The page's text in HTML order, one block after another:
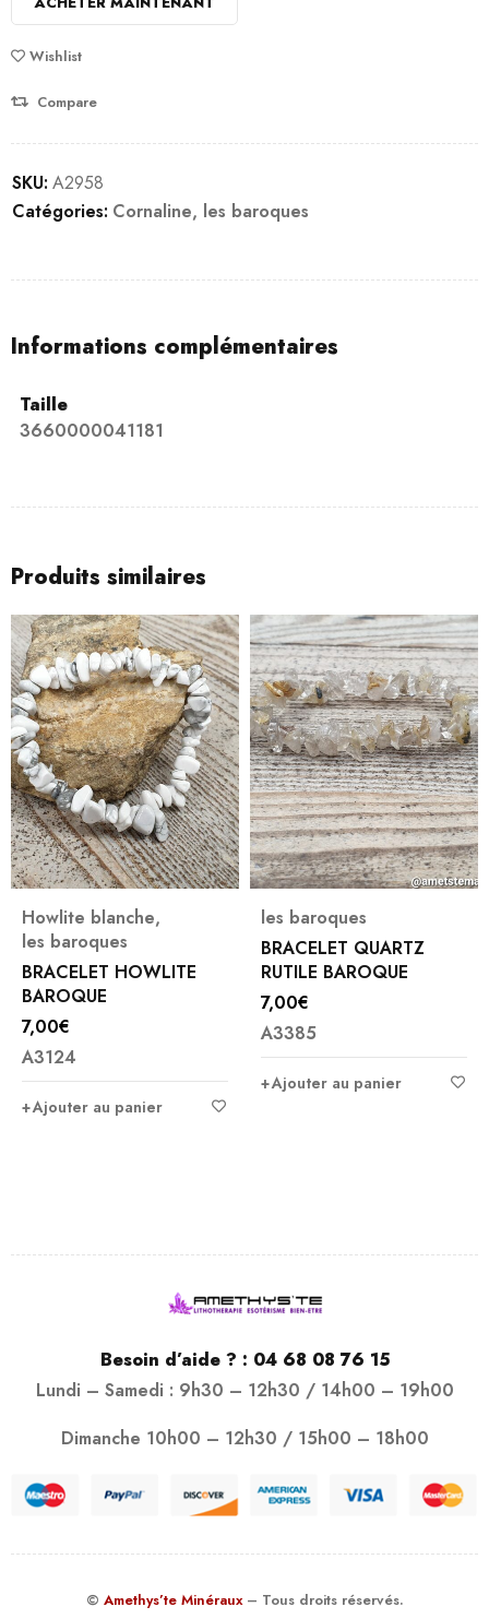
Wishlist
Compare
SKU: A2958
Catégories: Cornaline, les baroques
Informations complémentaires
Taille
3660000041181
Produits similaires
blanche
HOWLITE
au panier
les baroques
BRACELET QUARTZ
RUTILE BAROQUE
Ajouter au panier
A3013
Besoin d’aide ? : 04 68 08 76 15
Lundi – Samedi : 9h30 – 12h30 / 14h00 – 19h00
Dimanche 10h00 – 12h30 / 15h00 – 18h00
© Amethys’te Minéraux – Tous droits réservés.